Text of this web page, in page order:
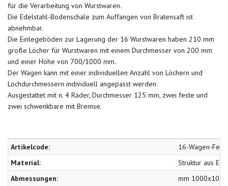
für die Verarbeitung von Wurstwaren.
Die Edelstahl-Bodenschale zum Auffangen von Bratensaft ist
abnehmbar.
Die Einlegeböden zur Lagerung der 16 Wurstwaren haben 210 mm
große Löcher für Wurstwaren mit einem Durchmesser von 200 mm
und einer Höhe von 700/1000 mm.
Der Wagen kann mit einer individuellen Anzahl von Löchern und
Lochdurchmessern individuell angepasst werden.
Ausgestattet mit n. 4 Räder, Durchmesser 125 mm, zwei feste und
zwei schwenkbare mit Bremse.
Artikelcode:
16-Wagen-
Material:
Struktur aus
Abmessungen:
mm